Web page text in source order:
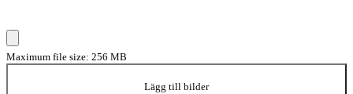
Maximum file size: 256 MB
Lägg till bilder